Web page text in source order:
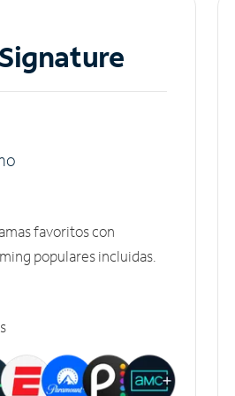
o
favoritos con
populares incluidas.